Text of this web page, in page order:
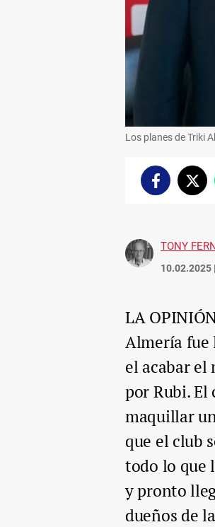
Los planes de Triki
Facebook
TONY
10.02.2025
LA
Almería fue
el acabar
por Rubi. El
maquillar
que el club
todo lo que
y pronto
dueños de